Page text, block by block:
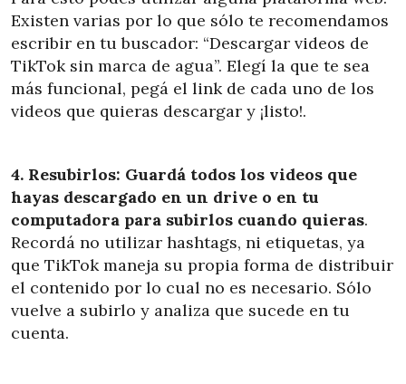
Existen varias por lo que sólo te recomendamos
escribir en tu buscador: “Descargar videos de
TikTok sin marca de agua”. Elegí la que te sea
más funcional, pegá el link de cada uno de los
videos que quieras descargar y ¡listo!.
4. Resubirlos: Guardá todos los videos que
hayas descargado en un drive o en tu
computadora para subirlos cuando quieras.
Recordá no utilizar hashtags, ni etiquetas, ya
que TikTok maneja su propia forma de distribuir
el contenido por lo cual no es necesario. Sólo
vuelve a subirlo y analiza que sucede en tu
cuenta.